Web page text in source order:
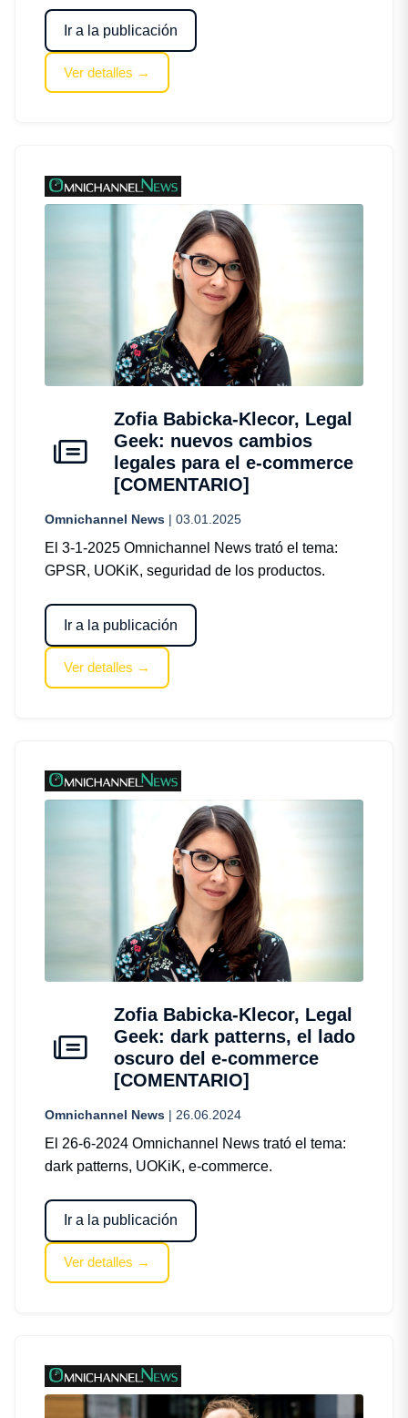
Ir a la publicación
Ver detalles →
Zofia Babicka-Klecor, Legal
Geek: nuevos cambios
legales para el e-commerce
[COMENTARIO]
Omnichannel News | 03.01.2025
El 3-1-2025 Omnichannel News trató el tema:
GPSR, UOKiK, seguridad de los productos.
Ir a la publicación
Ver detalles →
Zofia Babicka-Klecor, Legal
Geek: dark patterns, el lado
oscuro del e-commerce
[COMENTARIO]
Omnichannel News | 26.06.2024
El 26-6-2024 Omnichannel News trató el tema:
dark patterns, UOKiK, e-commerce.
Ir a la publicación
Ver detalles →